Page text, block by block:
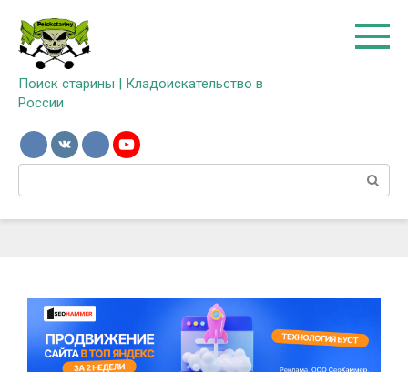
контенту
Поиск старины | Кладоискательство в
России